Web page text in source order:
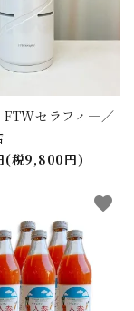
FTWセラフィ―／
(税9,800円)
favorite